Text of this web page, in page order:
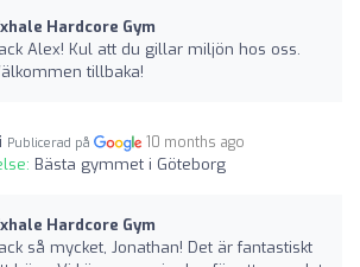
Hardcore Gym
Alex! Kul att du gillar miljön hos oss.
tillbaka!
Publicerad på 10 months ago
Bästa gymmet i Göteborg
Hardcore Gym
så mycket, Jonathan! Det är fantastiskt